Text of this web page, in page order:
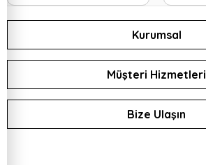
Kurumsal
Müşteri Hizmetleri
Bize Ulaşın